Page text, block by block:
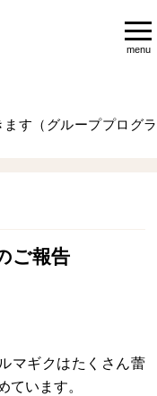
menu
す（グループプログラ
ご報告
マギクはたくさん蕾
ています。